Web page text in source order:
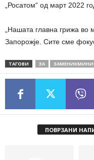
„Росатом“ од март 2022
„Нашата главна грижа во
Запорожје. Сите сме
ТАГОВИ ЗА
ПОВРЗАНИ